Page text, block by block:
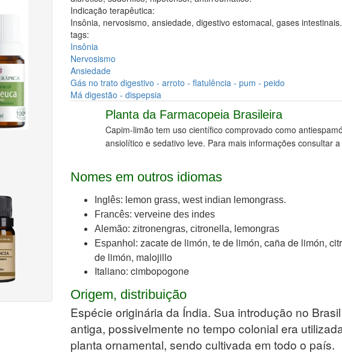
Indicação terapêutica:
Insônia, nervosismo, ansiedade, digestivo estomacal, gases intestinais.
tags:
Insônia
Nervosismo
Ansiedade
Gás no trato digestivo - arroto - flatulência - pum - peido
Má digestão - dispepsia
Planta da Farmacopeia Brasileira
Capim-limão tem uso científico comprovado como
ansiolítico e sedativo leve. Para mais informações consultar a
Nomes em outros idiomas
Inglês: lemon grass, west indian lemongrass.
Francês: verveine des indes
Alemão: zitronengras, citronella, lemongras
Espanhol: zacate de limón, te de limón, caña de limón,
de limón, malojillo
Italiano: cimbopogone
Origem, distribuição
Espécie originária da Índia. Sua introdução no
antiga, possivelmente no tempo colonial era
planta ornamental, sendo cultivada em todo o país.